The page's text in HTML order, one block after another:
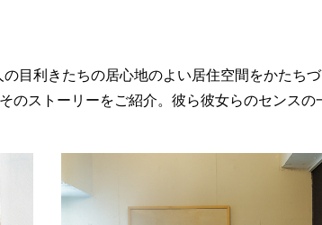
目利きたちの居心地のよい居住空間をかたち
のストーリーをご紹介。彼ら彼女らのセンスの